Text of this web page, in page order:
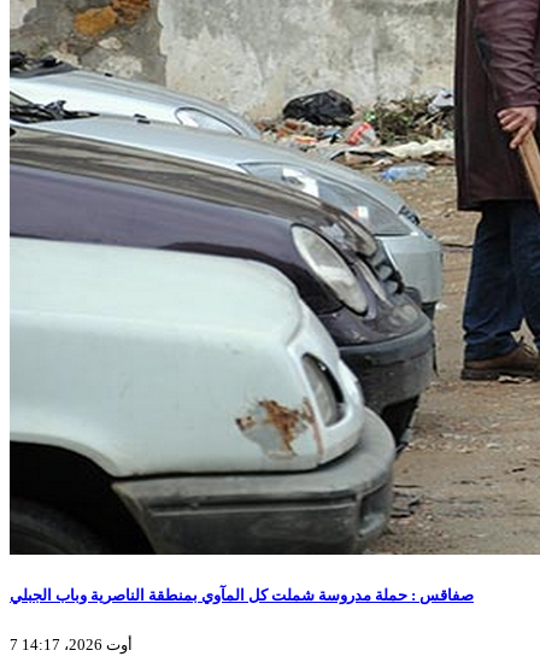
صفاقس : حملة مدروسة شملت كل المآوي بمنطقة الناصرية وباب الجبلي
7 أوت 2026، 14:17